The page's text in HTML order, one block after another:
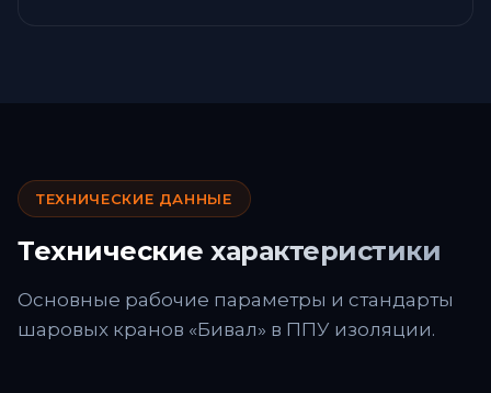
ТЕХНИЧЕСКИЕ ДАННЫЕ
Технические характеристики
Основные рабочие параметры и стандарты
шаровых кранов «Бивал» в ППУ изоляции.